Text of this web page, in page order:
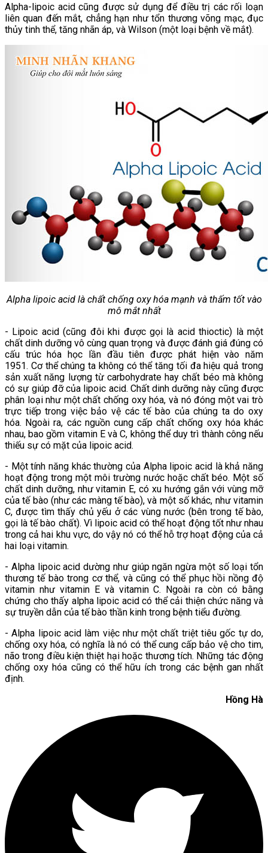
Alpha-lipoic acid cũng được sử dụng để điều trị các rối loạn
liên quan đến mắt, chẳng hạn như tổn thương võng mạc, đục
thủy tinh thể, tăng nhãn áp, và Wilson (một loại bệnh về mắt).
Alpha lipoic acid là chất chống oxy hóa mạnh và thấm tốt vào
mô mắt nhất
- Lipoic acid (cũng đôi khi được gọi là acid thioctic) là một
chất dinh dưỡng vô cùng quan trọng và được đánh giá đúng có
cấu trúc hóa học lần đầu tiên được phát hiện vào năm
1951. Cơ thể chúng ta không có thể tăng tối đa hiệu quả trong
sản xuất năng lượng từ carbohydrate hay chất béo mà không
có sự giúp đỡ của lipoic acid. Chất dinh dưỡng này cũng được
phân loại như một chất chống oxy hóa, và nó đóng một vai trò
trực tiếp trong việc bảo vệ các tế bào của chúng ta do oxy
hóa. Ngoài ra, các nguồn cung cấp chất chống oxy hóa khác
nhau, bao gồm vitamin E và C, không thể duy trì thành công nếu
thiếu sự có mặt của lipoic acid.
- Một tính năng khác thường của Alpha lipoic acid là khả năng
hoạt động trong một môi trường nước hoặc chất béo. Một số
chất dinh dưỡng, như vitamin E, có xu hướng gắn với vùng mỡ
của tế bào (như các màng tế bào), và một số khác, như vitamin
C, được tìm thấy chủ yếu ở các vùng nước (bên trong tế bào,
gọi là tế bào chất). Vì lipoic acid có thể hoạt động tốt như nhau
trong cả hai khu vực, do vậy nó có thể hỗ trợ hoạt động của cả
hai loại vitamin.
- Alpha lipoic acid dường như giúp ngăn ngừa một số loại tổn
thương tế bào trong cơ thể, và cũng có thể phục hồi nồng độ
vitamin như vitamin E và vitamin C. Ngoài ra còn có bằng
chứng cho thấy alpha lipoic acid có thể cải thiện chức năng và
sự truyền dẫn của tế bào thần kinh trong bệnh tiểu đường.
- Alpha lipoic acid làm việc như một chất triệt tiêu gốc tự do,
chống oxy hóa, có nghĩa là nó có thể cung cấp bảo vệ cho tim,
não trong điều kiện thiệt hại hoặc thương tích. Những tác động
chống oxy hóa cũng có thể hữu ích trong các bệnh gan nhất
định.
Hồng Hà